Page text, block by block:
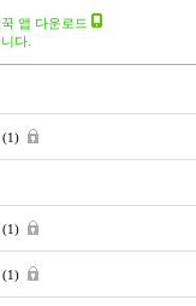
꾹 앱 다운로드
다.
(1)
(1)
(1)